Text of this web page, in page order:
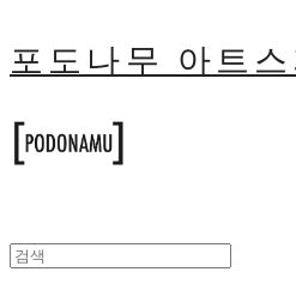
포도나무 아트